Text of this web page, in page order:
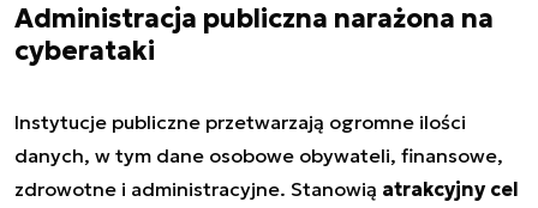
Administracja publiczna narażona na
cyberataki
Instytucje publiczne przetwarzają ogromne ilości
danych, w tym dane osobowe obywateli, finansowe,
zdrowotne i administracyjne. Stanowią atrakcyjny cel